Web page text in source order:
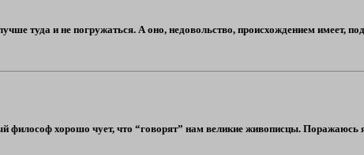
туда и не погружаться. А оно, недовольство, происхождением имеет,
философ хорошо чует, что “говорят” нам великие живописцы. Поражаюсь